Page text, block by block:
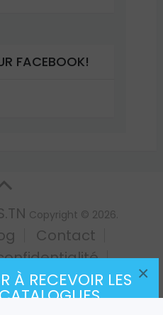
À RECEVOIR LES ×
FACEBOOK!
Copyright © 2026.
Contact
Tunisie